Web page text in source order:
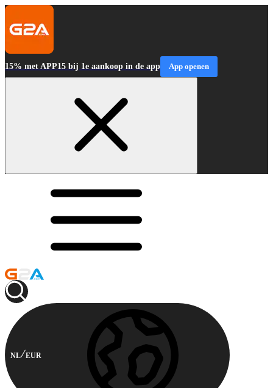
15% met APP15 bij 1e aankoop in de app App openen
NL EUR